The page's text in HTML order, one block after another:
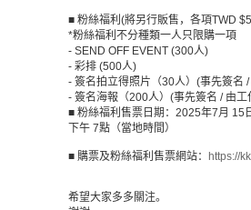
■ 粉絲福利 (將另行販售，各項TWD
*粉絲福利不分種類一人只限購一項
- SEND OFF EVENT (300人)
- 彩排 (500人)
- 簽名拍立得照片（30人） (事先簽名 /
- 簽名海報（200人） (事先簽名 / 由工
■ 粉絲福利售票日期： 2025年7月 15
下午 7點（當地時間）
■ 購票及粉絲福利售票網站： https://
希望大家多多關注。